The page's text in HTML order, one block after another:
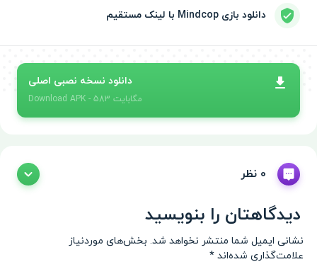
دانلود بازی Mindcop با لینک مستقیم
دانلود نسخه نصبی اصلی
Download APK - 583 مگابایت
0 نظر
دیدگاهتان را بنویسید
نشانی ایمیل شما منتشر نخواهد شد. بخش‌های موردنیاز
علامت‌گذاری شده‌اند *